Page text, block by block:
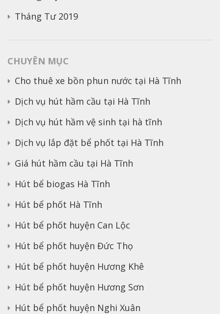
Tháng Tư 2019
CHUYÊN MỤC
Cho thuê xe bồn phun nước tại Hà Tĩnh
Dịch vụ hút hầm cầu tại Hà Tĩnh
Dịch vụ hút hầm vệ sinh tại hà tĩnh
Dịch vụ lắp đặt bể phốt tại Hà Tĩnh
Giá hút hầm cầu tại Hà Tĩnh
Hút bể biogas Hà Tĩnh
Hút bể phốt Hà Tĩnh
Hút bể phốt huyện Can Lộc
Hút bể phốt huyện Đức Thọ
Hút bể phốt huyện Hương Khê
Hút bể phốt huyện Hương Sơn
Hút bể phốt huyện Nghi Xuân